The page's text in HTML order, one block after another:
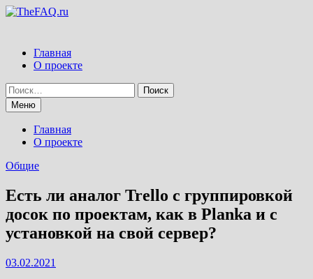
Перейти
Главная
О проекте
Найти:
Меню
Главная
О проекте
Общие
Есть ли аналог Trello с группировкой
досок по проектам, как в Planka и с
установкой на свой сервер?
03.02.2021